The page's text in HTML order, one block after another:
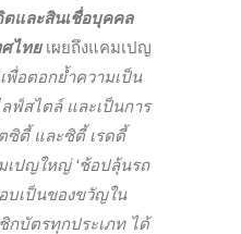
ตและสินเชื่อบุคคล
ไทยเผยถึงแคมเปญ
เพื่อตอกย้ำความเป็น
ฟ์สไตล์ และเป็นการ
ตี้ และซิตี้ เรดดี้
เปญใหญ่ ‘ช้อปลุ้นรถ
บเป็นของขวัญใน
กบัตรทุกประเภท ได้